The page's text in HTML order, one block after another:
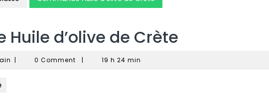
d’olive de Crète
alain
| 0 Comment | 19 h 24 min